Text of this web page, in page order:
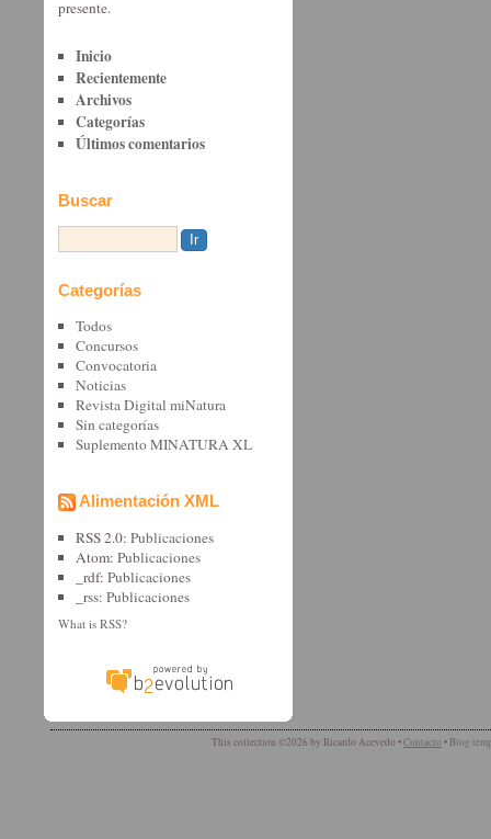
presente.
Inicio
Recientemente
Archivos
Categorías
Últimos comentarios
Buscar
Categorías
Todos
Concursos
Convocatoria
Noticias
Revista Digital miNatura
Sin categorí­as
Suplemento MINATURA XL
Alimentación XML
RSS 2.0:Publicaciones
Atom:Publicaciones
_rdf:Publicaciones
_rss:Publicaciones
What is RSS?
This collection ©2026 by Ricardo Acevedo •Contacto • Blog